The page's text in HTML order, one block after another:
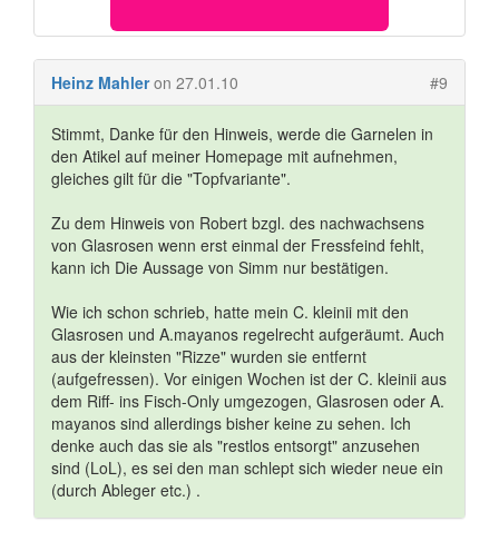
Heinz Mahler on 27.01.10 #9
Stimmt, Danke für den Hinweis, werde die Garnelen in
den Atikel auf meiner Homepage mit aufnehmen,
gleiches gilt für die "Topfvariante".
Zu dem Hinweis von Robert bzgl. des nachwachsens
von Glasrosen wenn erst einmal der Fressfeind fehlt,
kann ich Die Aussage von Simm nur bestätigen.
Wie ich schon schrieb, hatte mein C. kleinii mit den
Glasrosen und A.mayanos regelrecht aufgeräumt. Auch
aus der kleinsten "Rizze" wurden sie entfernt
(aufgefressen). Vor einigen Wochen ist der C. kleinii aus
dem Riff- ins Fisch-Only umgezogen, Glasrosen oder A.
mayanos sind allerdings bisher keine zu sehen. Ich
denke auch das sie als "restlos entsorgt" anzusehen
sind (LoL), es sei den man schlept sich wieder neue ein
(durch Ableger etc.) .